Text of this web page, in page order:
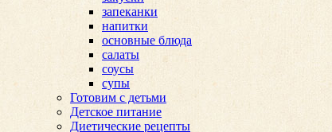
запеканки
напитки
основные блюда
салаты
соусы
супы
Готовим с детьми
Детское питание
Диетические рецепты